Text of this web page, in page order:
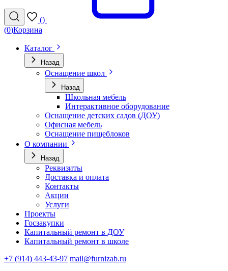
()
(0)Корзина
Каталог
Назад
Оснащение школ
Назад
Школьная мебель
Интерактивное оборудование
Оснащение детских садов (ДОУ)
Офисная мебель
Оснащение пищеблоков
О компании
Назад
Реквизиты
Доставка и оплата
Контакты
Акции
Услуги
Проекты
Госзакупки
Капитальный ремонт в ДОУ
Капитальный ремонт в школе
+7 (914) 443-43-97 mail@furnizab.ru